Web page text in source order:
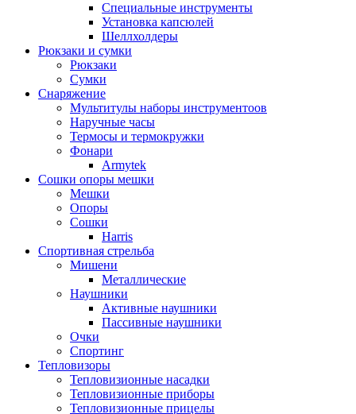
Специальные инструменты
Установка капсюлей
Шеллхолдеры
Рюкзаки и сумки
Рюкзаки
Сумки
Снаряжение
Мультитулы наборы инструментоов
Наручные часы
Термосы и термокружки
Фонари
Armytek
Сошки опоры мешки
Мешки
Опоры
Сошки
Harris
Спортивная стрельба
Мишени
Металлические
Наушники
Активные наушники
Пассивные наушники
Очки
Спортинг
Тепловизоры
Тепловизионные насадки
Тепловизионные приборы
Тепловизионные прицелы